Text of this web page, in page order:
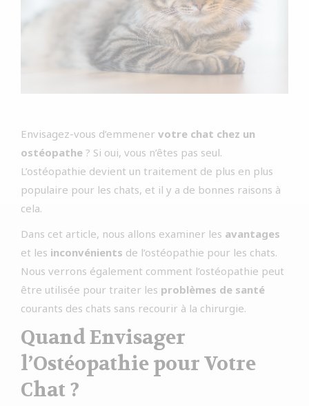
Envisagez-vous d’emmener votre chat chez un
ostéopathe ? Si oui, vous n’êtes pas seul.
L’ostéopathie devient un traitement de plus en plus
populaire pour les chats, et il y a de bonnes raisons à
cela.
Dans cet article, nous allons examiner les avantages
et les inconvénients de l’ostéopathie pour les chats.
Nous verrons également comment l’ostéopathie peut
être utilisée pour traiter les problèmes de santé
courants des chats sans recourir à la chirurgie.
Quand Envisager
l’Ostéopathie pour Votre
Chat ?